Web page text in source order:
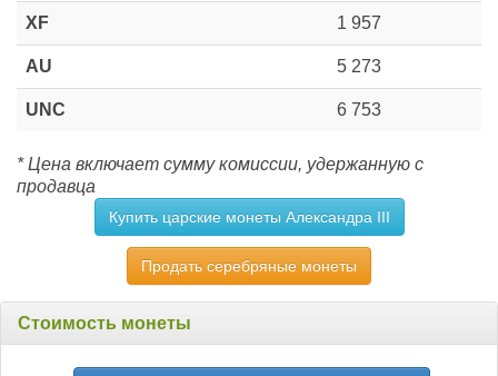
XF 1 957
AU 5 273
UNC 6 753
* Цена включает сумму комиссии, удержанную с
продавца
Купить царские монеты Александра III
Продать серебряные монеты
Стоимость монеты